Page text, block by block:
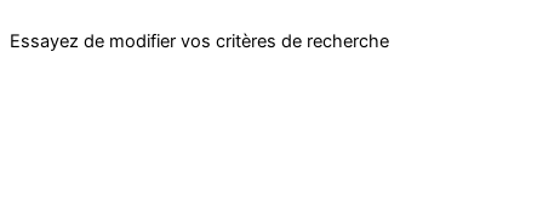
Essayez de modifier vos critères de recherche